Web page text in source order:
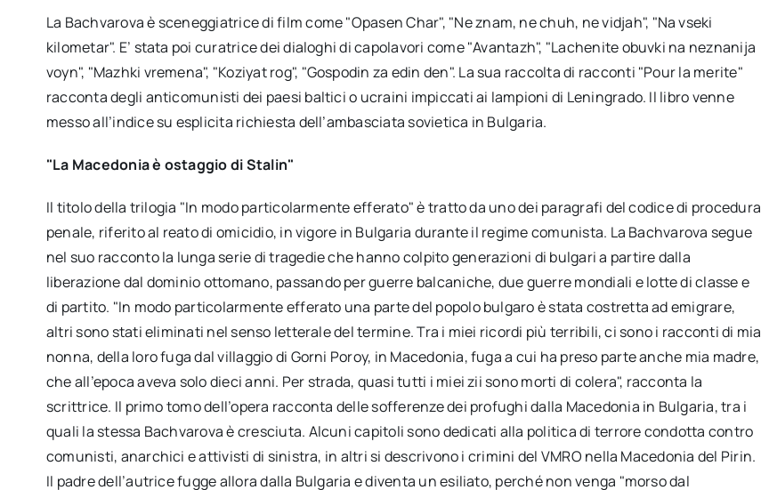
La Bachvarova è sceneggiatrice di film come "Opasen Char", "Ne znam, ne chuh, ne vidjah", "Na vseki
kilometar". E’ stata poi curatrice dei dialoghi di capolavori come "Avantazh", "Lachenite obuvki na neznanija
voyn", "Mazhki vremena", "Koziyat rog", "Gospodin za edin den". La sua raccolta di racconti "Pour la merite"
racconta degli anticomunisti dei paesi baltici o ucraini impiccati ai lampioni di Leningrado. Il libro venne
messo all’indice su esplicita richiesta dell’ambasciata sovietica in Bulgaria.
"La Macedonia è ostaggio di Stalin"
Il titolo della trilogia "In modo particolarmente efferato" è tratto da uno dei paragrafi del codice di procedura
penale, riferito al reato di omicidio, in vigore in Bulgaria durante il regime comunista. La Bachvarova segue
nel suo racconto la lunga serie di tragedie che hanno colpito generazioni di bulgari a partire dalla
liberazione dal dominio ottomano, passando per guerre balcaniche, due guerre mondiali e lotte di classe e
di partito. "In modo particolarmente efferato una parte del popolo bulgaro è stata costretta ad emigrare,
altri sono stati eliminati nel senso letterale del termine. Tra i miei ricordi più terribili, ci sono i racconti di mia
nonna, della loro fuga dal villaggio di Gorni Poroy, in Macedonia, fuga a cui ha preso parte anche mia madre,
che all’epoca aveva solo dieci anni. Per strada, quasi tutti i miei zii sono morti di colera", racconta la
scrittrice. Il primo tomo dell’opera racconta delle sofferenze dei profughi dalla Macedonia in Bulgaria, tra i
quali la stessa Bachvarova è cresciuta. Alcuni capitoli sono dedicati alla politica di terrore condotta contro
comunisti, anarchici e attivisti di sinistra, in altri si descrivono i crimini del VMRO nella Macedonia del Pirin.
Il padre dell’autrice fugge allora dalla Bulgaria e diventa un esiliato, perché non venga "morso dal